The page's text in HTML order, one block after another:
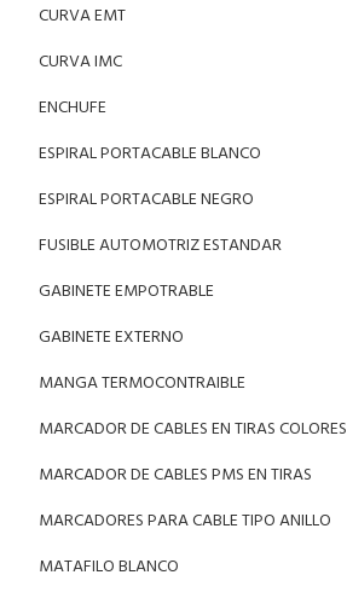
CURVA EMT
CURVA IMC
ENCHUFE
ESPIRAL PORTACABLE BLANCO
ESPIRAL PORTACABLE NEGRO
FUSIBLE AUTOMOTRIZ ESTANDAR
GABINETE EMPOTRABLE
GABINETE EXTERNO
MANGA TERMOCONTRAIBLE
MARCADOR DE CABLES EN TIRAS COLORES
MARCADOR DE CABLES PMS EN TIRAS
MARCADORES PARA CABLE TIPO ANILLO
MATAFILO BLANCO